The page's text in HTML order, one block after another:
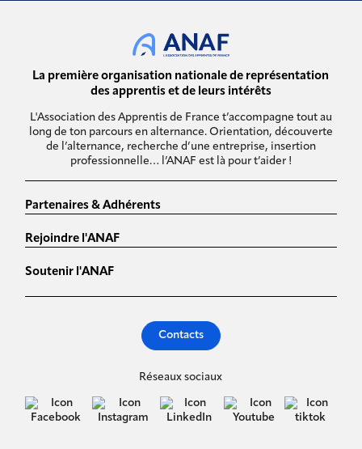
La première organisation nationale de représentation
des apprentis et de leurs intérêts
L'Association des Apprentis de France t’accompagne tout au
long de ton parcours en alternance. Orientation, découverte
de l’alternance, recherche d’une entreprise, insertion
professionnelle… l’ANAF est là pour t’aider !
Partenaires & Adhérents
Rejoindre l'ANAF
Soutenir l'ANAF
Contacts
Réseaux sociaux